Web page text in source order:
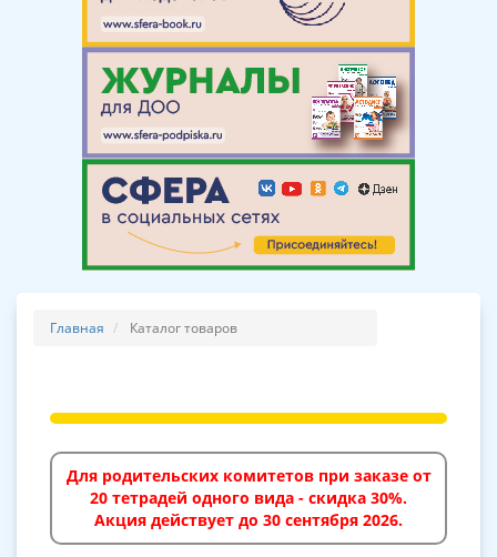
Главная Каталог товаров
Для родительских комитетов при заказе от
20 тетрадей одного вида - скидка 30%.
Акция действует до 30 сентября 2026.